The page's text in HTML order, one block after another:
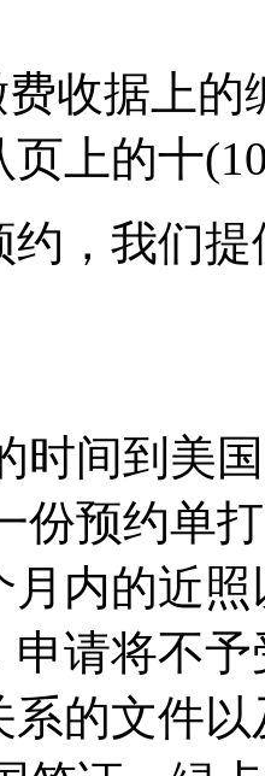
收据上的
页上的十
约，我们
时间到美
份预约单
月内的近
申请将不
系的文件